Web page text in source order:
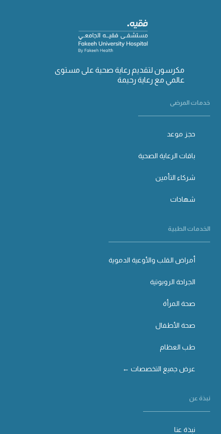
مكرسون لتقديم رعاية صحية على مستوى
عالمي مع رعاية رحيمة
خدمات المرضى
حجز موعد
باقات الرعاية الصحية
شركاء التأمين
شهادات
الخدمات الطبية
أمراض القلب والأوعية الدموية
الجراحة الروبوتية
صحة المرأة
صحة الأطفال
طب العظام
عرض جميع التخصصات ←
نبذة عن
نبذة عنا